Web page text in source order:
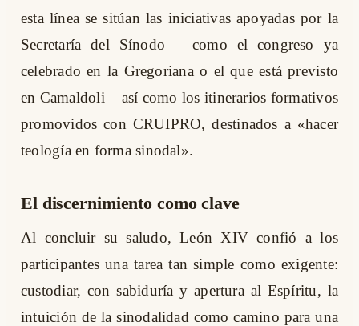
esta línea se sitúan las iniciativas apoyadas por la
Secretaría del Sínodo – como el congreso ya
celebrado en la Gregoriana o el que está previsto
en Camaldoli – así como los itinerarios formativos
promovidos con CRUIPRO, destinados a «hacer
teología en forma sinodal».
El discernimiento como clave
Al concluir su saludo, León XIV confió a los
participantes una tarea tan simple como exigente:
custodiar, con sabiduría y apertura al Espíritu, la
intuición de la sinodalidad como camino para una